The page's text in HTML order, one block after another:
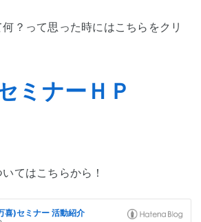
？って思った時にはこちらをクリ
ミナーＨＰ
てはこちらから！